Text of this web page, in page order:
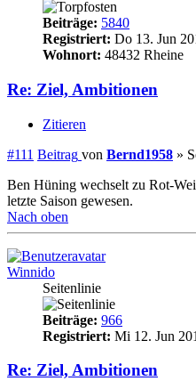
Beiträge: 5840
Registriert: Do 13. Jun
Wohnort: 48432 Rheine
Re: Ziel, Ambitionen
Zitieren
#111 Beitrag von Bernd1958 »
Ben Hüning wechselt zu Rot-
letzte Saison gewesen.
Nach oben
Winnido
Seitenlinie
Beiträge: 966
Registriert: Mi 12. Jun
Re: Ziel, Ambitionen